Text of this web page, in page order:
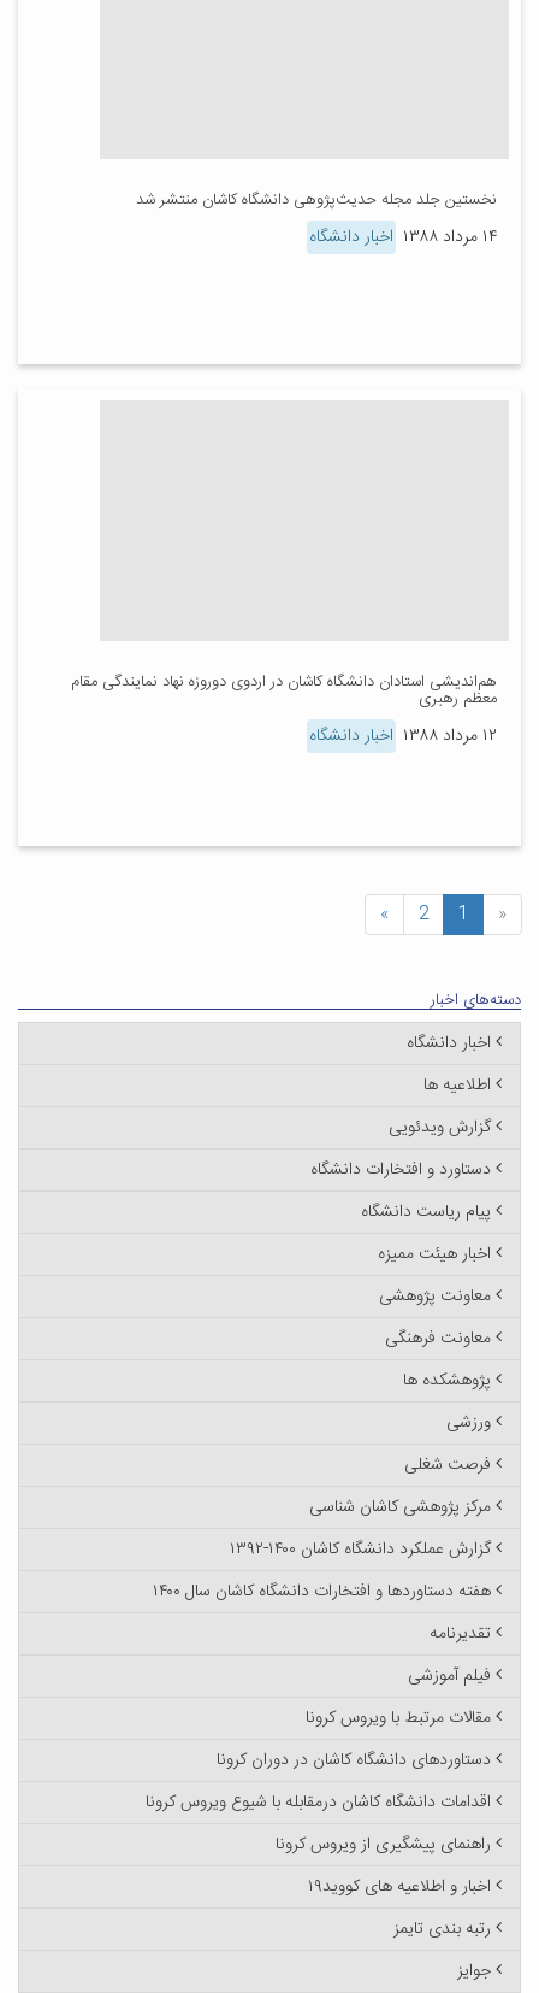
نخستین جلد مجله حدیث‌پژوهی دانشگاه کاشان منتشر شد
۱۴ مرداد ۱۳۸۸ اخبار دانشگاه
هم‌اندیشی استادان دانشگاه کاشان در اردوی دوروزه نهاد نمایندگی مقام
معظم رهبری
۱۲ مرداد ۱۳۸۸ اخبار دانشگاه
«
1
2
»
دسته‌های اخبار
اخبار دانشگاه
اطلاعیه ها
گزارش ویدئویی
دستاورد و افتخارات دانشگاه
پیام ریاست دانشگاه
اخبار هیئت ممیزه
معاونت پژوهشی
معاونت فرهنگی
پژوهشکده ها
ورزشی
فرصت شغلی
مرکز پژوهشی کاشان شناسی
گزارش عملکرد دانشگاه کاشان ۱۴۰۰-۱۳۹۲
هفته دستاوردها و افتخارات دانشگاه کاشان سال ۱۴۰۰
تقدیرنامه
فیلم آموزشی
مقالات مرتبط با ویروس کرونا
دستاوردهای دانشگاه کاشان در دوران کرونا
اقدامات دانشگاه کاشان درمقابله با شیوع ویروس کرونا
راهنمای پیشگیری از ویروس کرونا
اخبار و اطلاعیه های کووید۱۹
رتبه بندی تایمز
جوایز